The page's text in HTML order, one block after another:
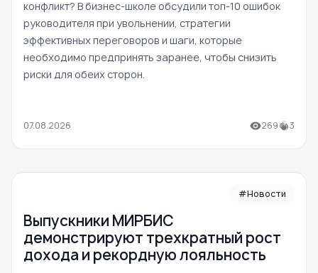
конфликт? В бизнес-школе обсудили топ-10 ошибок
руководителя при увольнении, стратегии
эффективных переговоров и шаги, которые
необходимо предпринять заранее, чтобы снизить
риски для обеих сторон.
07.08.2026 269 3
#Новости
Выпускники МИРБИС
демонстрируют трехкратный рост
дохода и рекордную лояльность